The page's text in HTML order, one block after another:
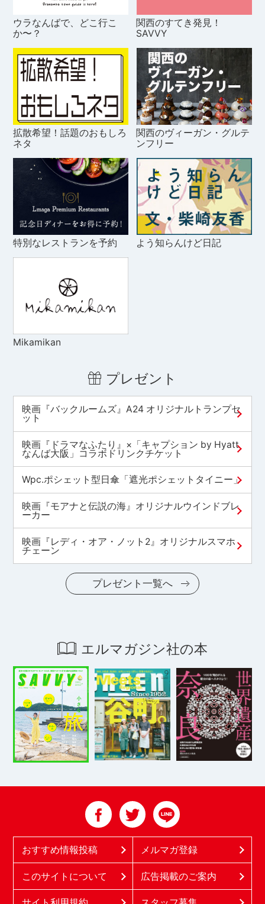
ウラなんばで、どこ行こ
か〜？
関西のすてき発見！
SAVVY
拡散希望！話題のおもしろ
ネタ
関西のヴィーガン・グルテ
ンフリー
特別なレストランを予約 よう知らんけど日記
Mikamikan
プレゼント
映画『バックルームズ』A24 オリジナルトランプセ
ット
映画『ドラマなふたり』×「キャプション by Hyatt
なんば大阪」コラボドリンクチケット
Wpc.ポシェット型日傘「遮光ポシェットタイニー」
映画『モアナと伝説の海』オリジナルウインドブレ
ーカー
映画『レディ・オア・ノット2』オリジナルスマホ
チェーン
プレゼント一覧へ
エルマガジン社の本
おすすめ情報投稿 メルマガ登録
このサイトについて 広告掲載のご案内